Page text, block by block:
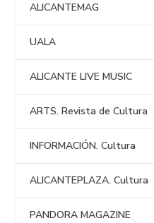
ALICANTEMAG
UALA
ALICANTE LIVE MUSIC
ARTS. Revista de Cultura
INFORMACIÓN. Cultura
ALICANTEPLAZA. Cultura
PANDORA MAGAZINE